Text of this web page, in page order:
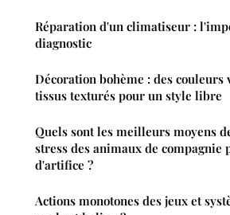
Réparation d'un climatiseur :
diagnostic
Décoration bohème : des couleurs
tissus texturés pour un style libre
Quels sont les meilleurs moyens
stress des animaux de compagnie
d'artifice ?
Actions monotones des jeux et